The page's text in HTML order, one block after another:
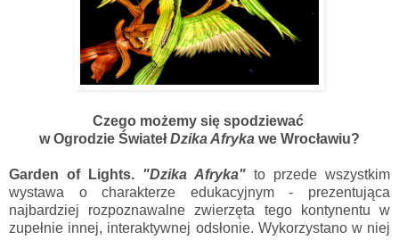
Czego możemy się spodziewać
w Ogrodzie ŚwiatełDzika Afryka we Wrocławiu?
Garden of Lights. "Dzika Afryka" to przede wszystkim
wystawa o charakterze edukacyjnym - prezentująca
najbardziej rozpoznawalne zwierzęta tego kontynentu w
zupełnie innej, interaktywnej odsłonie. Wykorzystano w niej